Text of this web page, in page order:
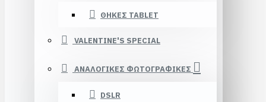
ΘΗΚΕΣ TABLET
VALENTINE'S SPECIAL
ΑΝΑΛΟΓΙΚΕΣ ΦΩΤΟΓΡΑΦΙΚΕΣ
DSLR